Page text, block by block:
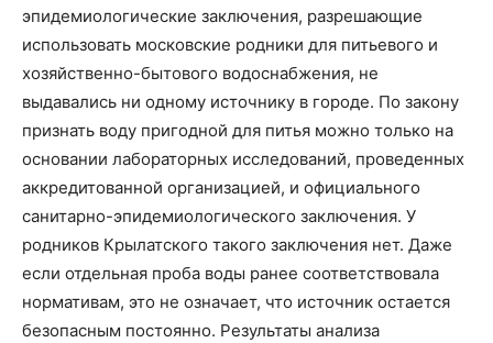
эпидемиологические заключения, разрешающие
использовать московские родники для питьевого и
хозяйственно-бытового водоснабжения, не
выдавались ни одному источнику в городе. По закону
признать воду пригодной для питья можно только на
основании лабораторных исследований, проведенных
аккредитованной организацией, и официального
санитарно-эпидемиологического заключения. У
родников Крылатского такого заключения нет. Даже
если отдельная проба воды ранее соответствовала
нормативам, это не означает, что источник остается
безопасным постоянно. Результаты анализа